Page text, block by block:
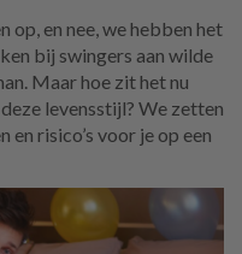
op, en nee, we hebben het
bij swingers aan wilde
Maar hoe zit het nu
levensstijl? We zetten
risico’s voor je op een